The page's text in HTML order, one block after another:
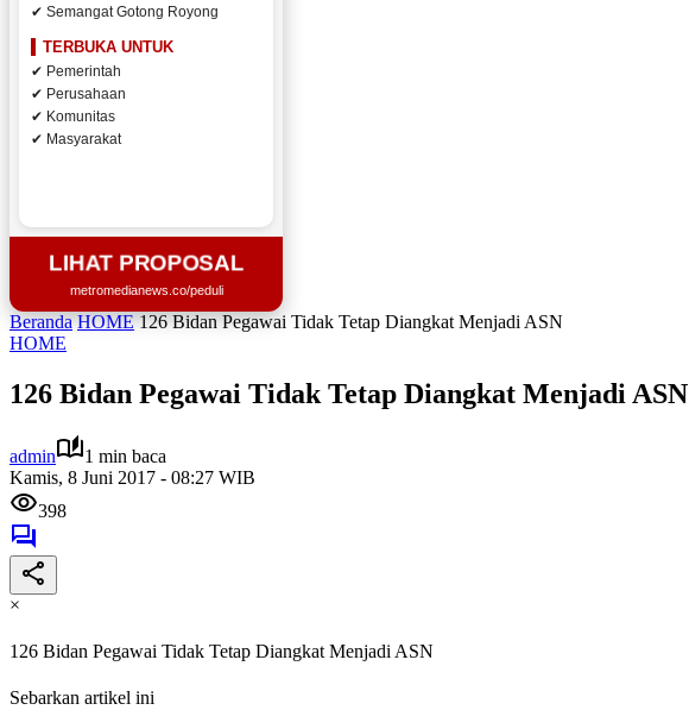
✔ Semangat Gotong Royong
TERBUKA UNTUK
✔ Pemerintah
✔ Perusahaan
✔ Komunitas
✔ Masyarakat
LIHAT PROPOSAL
metromedianews.co/peduli
Beranda HOME 126 Bidan Pegawai Tidak Tetap Diangkat Menjadi ASN
HOME
126 Bidan Pegawai Tidak Tetap Diangkat Menjadi ASN
admin
1 min baca
Kamis, 8 Juni 2017 - 08:27 WIB
398
×
126 Bidan Pegawai Tidak Tetap Diangkat Menjadi ASN
Sebarkan artikel ini